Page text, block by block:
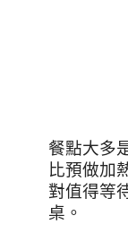
餐點大多
比預做加
對值得等
桌。